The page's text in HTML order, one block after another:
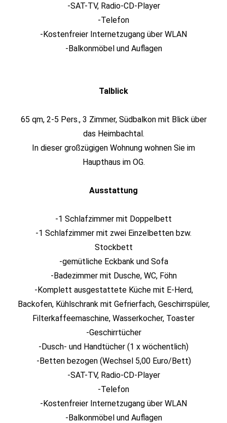
-SAT-TV, Radio-CD-Player
-Telefon
-Kostenfreier Internetzugang über WLAN
-Balkonmöbel und Auflagen
Talblick
65 qm, 2-5 Pers., 3 Zimmer, Südbalkon mit Blick über
das Heimbachtal.
In dieser großzügigen Wohnung wohnen Sie im
Haupthaus im OG.
Ausstattung
-1 Schlafzimmer mit Doppelbett
-1 Schlafzimmer mit zwei Einzelbetten bzw.
Stockbett
-gemütliche Eckbank und Sofa
-Badezimmer mit Dusche, WC, Föhn
-Komplett ausgestattete Küche mit E-Herd,
Backofen, Kühlschrank mit Gefrierfach, Geschirrspüler,
Filterkaffeemaschine, Wasserkocher, Toaster
-Geschirrtücher
-Dusch- und Handtücher (1 x wöchentlich)
-Betten bezogen (Wechsel 5,00 Euro/Bett)
-SAT-TV, Radio-CD-Player
-Telefon
-Kostenfreier Internetzugang über WLAN
-Balkonmöbel und Auflagen